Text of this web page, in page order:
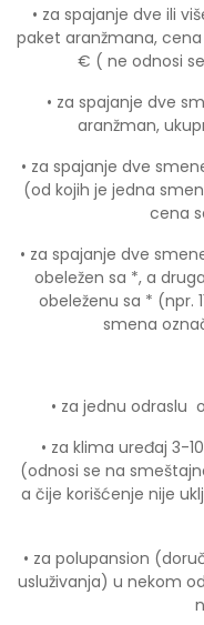
• za spajanje dve ili
paket aranžmana,
€ ( ne odnosi
• za spajanje dve
aranžman,
• za spajanje dve
(od kojih je jedna
cena
• za spajanje dve
obeležen sa *, a
obeleženu sa * (npr.
smena
• za jednu odraslu
• za klima uređaj 3-
(odnosi se na
a čije korišćenje nije
• za polupansion
usluživanja) u nekom